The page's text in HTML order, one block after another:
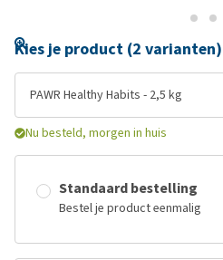
Kies je product (2 varianten)
PAWR Healthy Habits - 2,5 kg
Nu besteld, morgen in huis
Standaard bestelling
Bestel je product eenmalig